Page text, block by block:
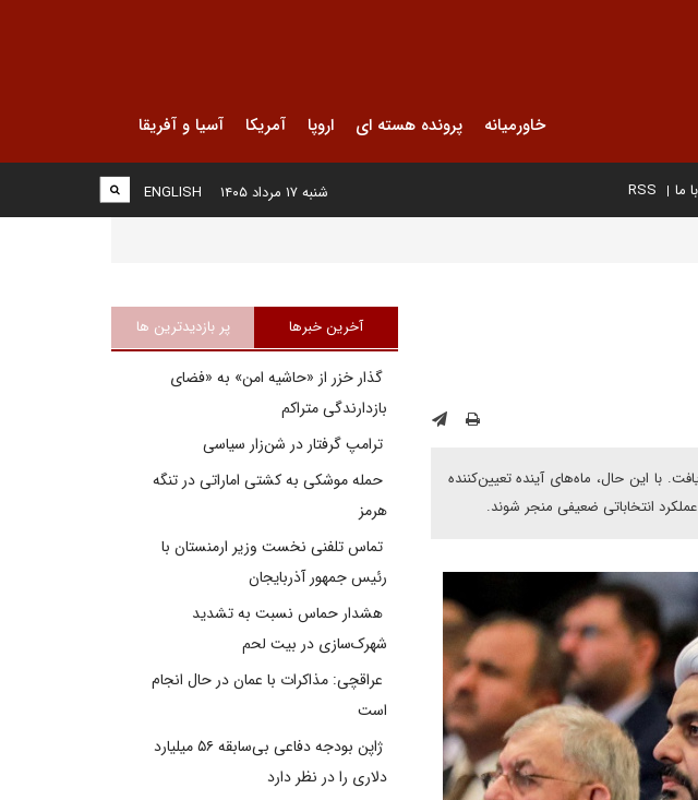
خاورمیانه پرونده هسته ای اروپا آمریکا آسیا و آفریقا
ما RSS
ENGLISH شنبه ۱۷ مرداد ۱۴۰۵
با این حال، ماه‌های آینده تعیین‌کننده
انتخاباتی ضعیفی منجر شوند.
آخرین خبرها پر بازدیدترین ها
گذار خزر از «حاشیه امن» به «فضای
بازدارندگی متراکم
ترامپ گرفتار در شن‌زار سیاسی
حمله موشکی به کشتی اماراتی در تنگه
هرمز
تماس تلفنی نخست وزیر ارمنستان با
رئیس جمهور آذربایجان
هشدار حماس نسبت به تشدید
شهرک‌سازی در بیت‌ لحم
عراقچی: مذاکرات با عمان در حال انجام
است
ژاپن بودجه دفاعی بی‌سابقه ۵۶ میلیارد
دلاری را در نظر دارد